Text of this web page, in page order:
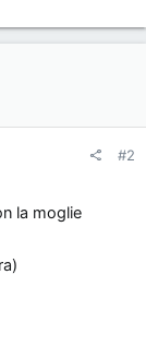
#2
la moglie